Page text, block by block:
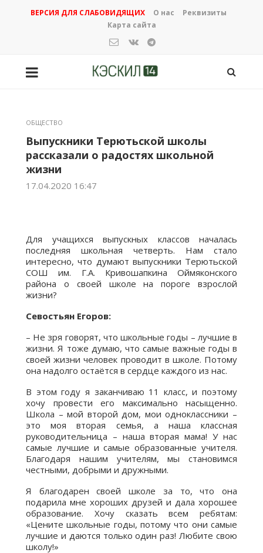
ВЕРСИЯ ДЛЯ СЛАБОВИДЯЩИХ О нас
Реквизиты
Карта сайта
ОБЩЕСТВО
Выпускники Терютьской школы
рассказали о радостях школьной
жизни
17.04.2020 16:47
Для учащихся выпускных классов началась
последняя школьная четверть. Нам стало
интересно, что думают выпускники Терютьской
СОШ им. Г.А. Кривошапкина Оймяконского
района о своей школе на пороге взрослой
жизни?
Севостьян Егоров:
– Не зря говорят, что школьные годы – лучшие в
жизни. Я тоже думаю, что самые важные годы в
своей жизни человек проводит в школе. Потому
она надолго остаётся в сердце каждого из нас.
В этом году я заканчиваю 11 класс, и поэтому
хочу провести его максимально насыщенно.
Школа – мой второй дом, мои одноклассники –
это моя вторая семья, а наша классная
руководительница – наша вторая мама! У нас
самые лучшие и самые образованные учителя.
Благодаря нашим учителям, мы становимся
честными, добрыми и дружными.
Я благодарен своей школе за то, что она
подарила мне хороших друзей и дала хорошее
образование. Хочу сказать всем ребятам:
«Цените школьные годы, потому что они самые
лучшие и даются только один раз! Любите свою
школу!»